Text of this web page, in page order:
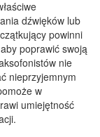
dźwięków lub
powinni
poprawić swoją
nie
nieprzyjemnym
w
umiejętność